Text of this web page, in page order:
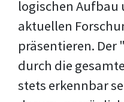
logischen Aufbau
aktuellen
präsentieren. Der
durch die
stets erkennbar